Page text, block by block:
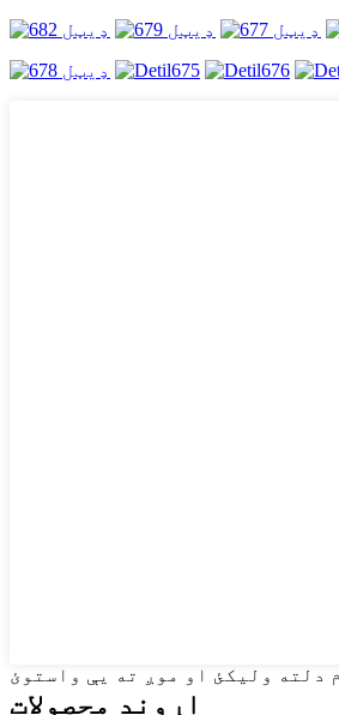
دلته ولیکئ او موږ ته یې واستوئ
اړوند محصولات